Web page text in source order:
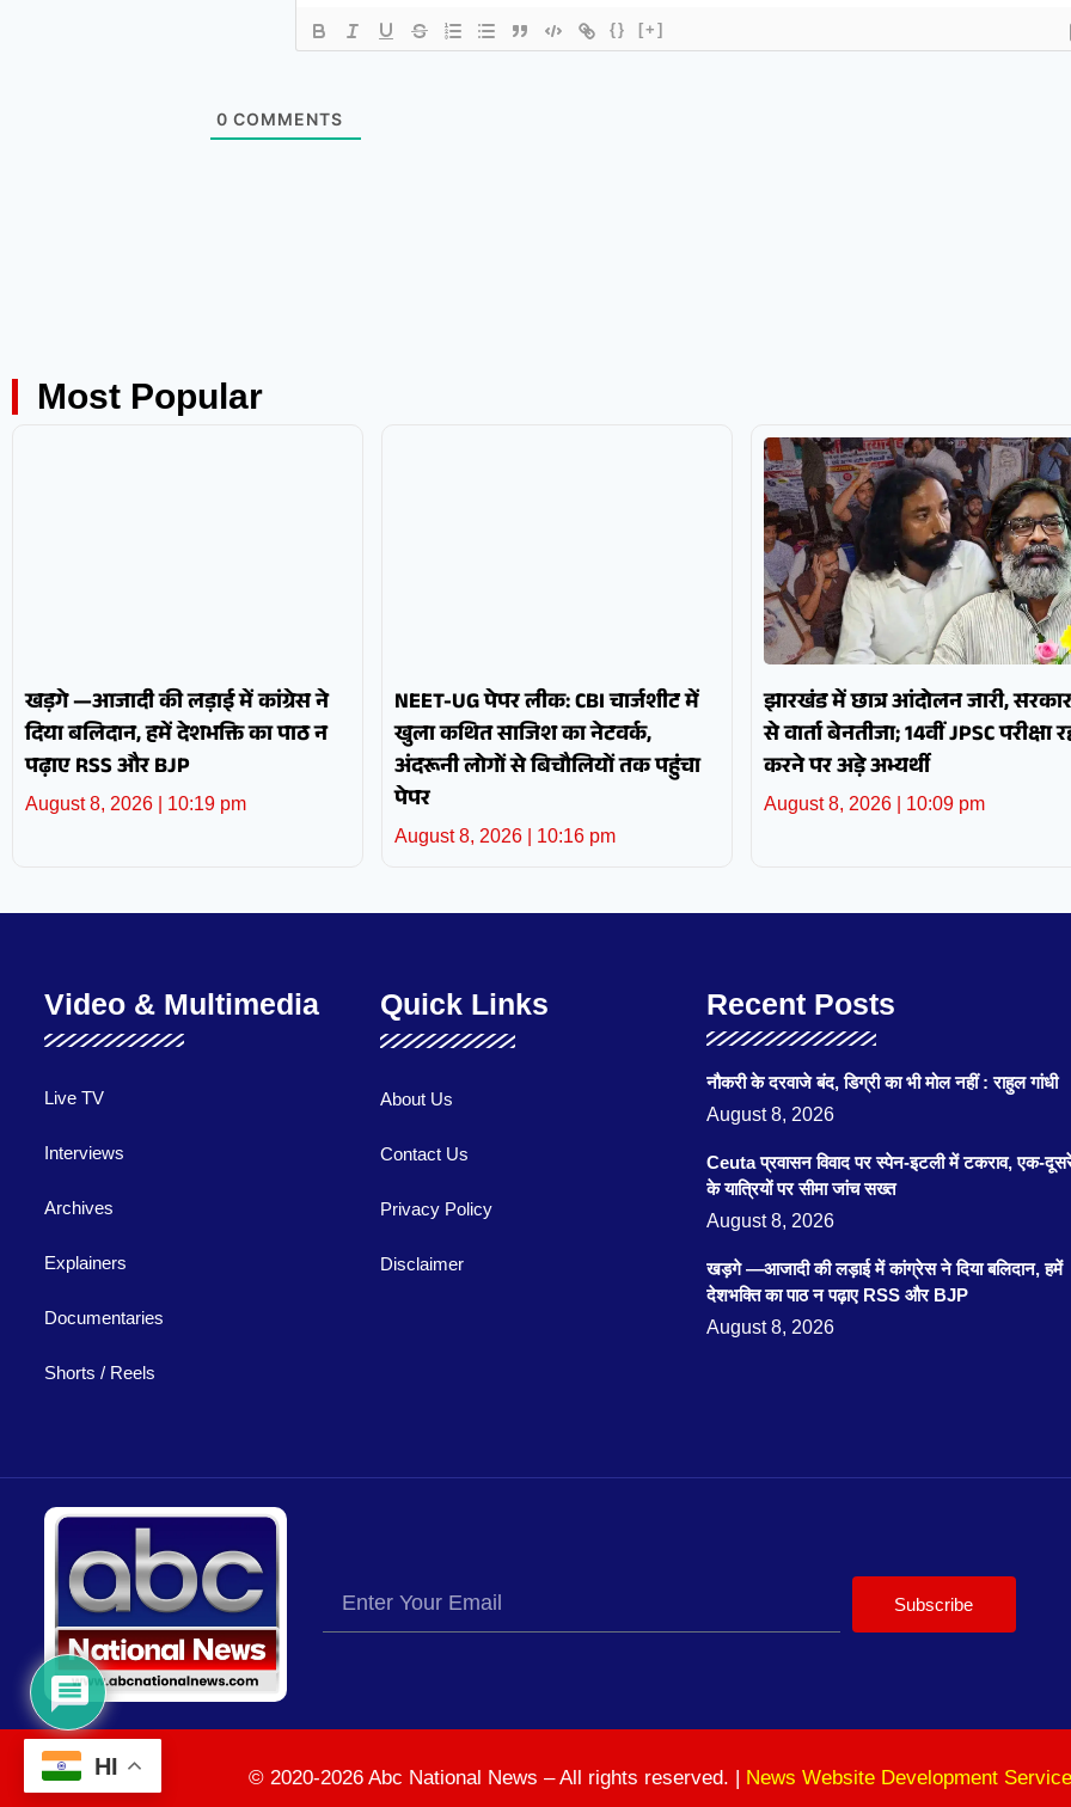
{} [+]
0 COMMENTS
Most Popular
खड़गे —आजादी की लड़ाई में कांग्रेस ने
दिया बलिदान, हमें देशभक्ति का पाठ न
पढ़ाए RSS और BJP
August 8, 2026 10:19 pm
NEET-UG पेपर लीक: CBI चार्जशीट में
खुला कथित साजिश का नेटवर्क,
अंदरूनी लोगों से बिचौलियों तक पहुंचा
पेपर
August 8, 2026 10:16 pm
झारखंड में छात्र आंदोलन जारी, सरकार
से वार्ता बेनतीजा; 14वीं JPSC परीक्षा
करने पर अड़े अभ्यर्थी
August 8, 2026 10:09 pm
Video & Multimedia
Live TV
Interviews
Archives
Explainers
Documentaries
Shorts / Reels
Quick Links
About Us
Contact Us
Privacy Policy
Disclaimer
Recent Posts
नौकरी के दरवाजे बंद, डिग्री का भी मोल नहीं : राहुल गांधी
August 8, 2026
Ceuta प्रवासन विवाद पर स्पेन-इटली में टकराव, एक-
के यात्रियों पर सीमा जांच सख्त
August 8, 2026
खड़गे —आजादी की लड़ाई में कांग्रेस ने दिया बलिदान, हमें
देशभक्ति का पाठ न पढ़ाए RSS और BJP
August 8, 2026
Subscribe
© 2020-2026 Abc National News – All rights reserved. | News Website Development
HI